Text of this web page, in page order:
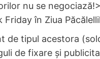
nu se
în Ziua
de tipul acestora
de fixare și